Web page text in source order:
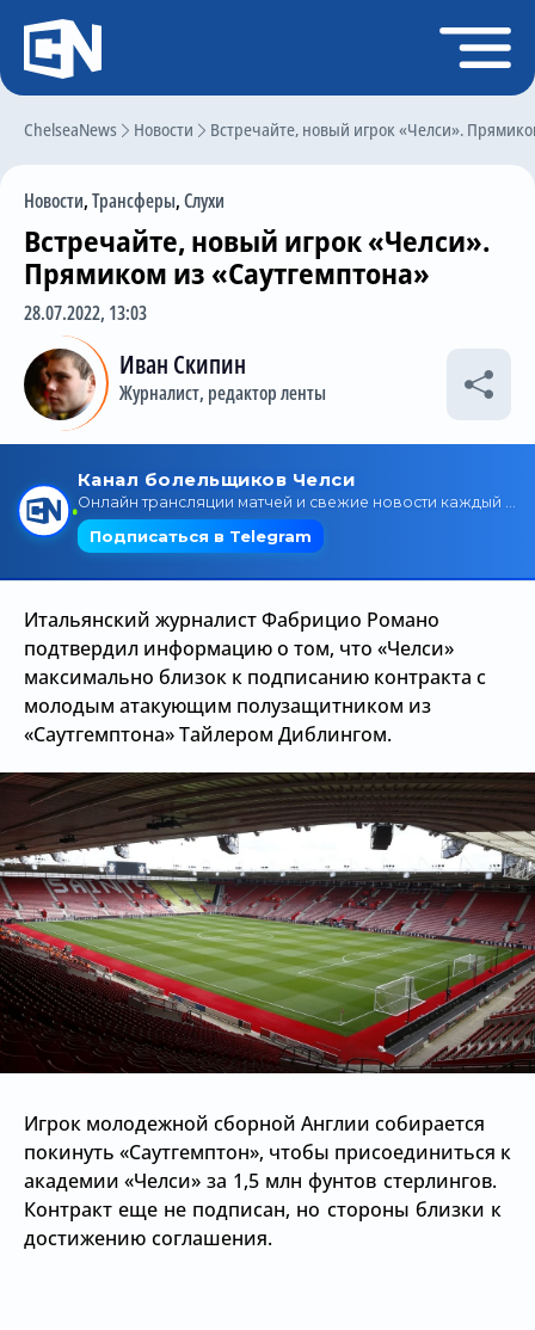
ChelseaNews Новости Встречайте, новый игрок «Челси».
Новости,Трансферы,Слухи
Встречайте, новый игрок «Челси».
Прямиком из «Саутгемптона»
28.07.2022, 13:03
Иван Скипин
Журналист, редактор ленты
Итальянский журналист Фабрицио Романо
подтвердил информацию о том, что «Челси»
максимально близок к подписанию контракта с
молодым атакующим полузащитником из
«Саутгемптона» Тайлером Диблингом.
Игрок молодежной сборной Англии собирается
покинуть «Саутгемптон», чтобы присоединиться к
академии «Челси» за 1,5 млн фунтов стерлингов.
Контракт еще не подписан, но стороны близки к
достижению соглашения.
Регистрация
Главная
Чат
Трансферы
Слухи
История Челси
Статистика
Календарь игр
Состав команды
Поиск по сайту
Трансляции
О сайте
Контакты